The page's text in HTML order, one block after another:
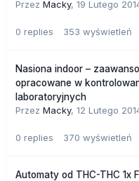
Przez Macky, 19 Lutego
0 replies 353 wyświetleń
Nasiona indoor –
opracowane w
laboratoryjnych
Przez Macky, 12 Lutego
0 replies 370 wyświetleń
Automaty od THC-THC 1x